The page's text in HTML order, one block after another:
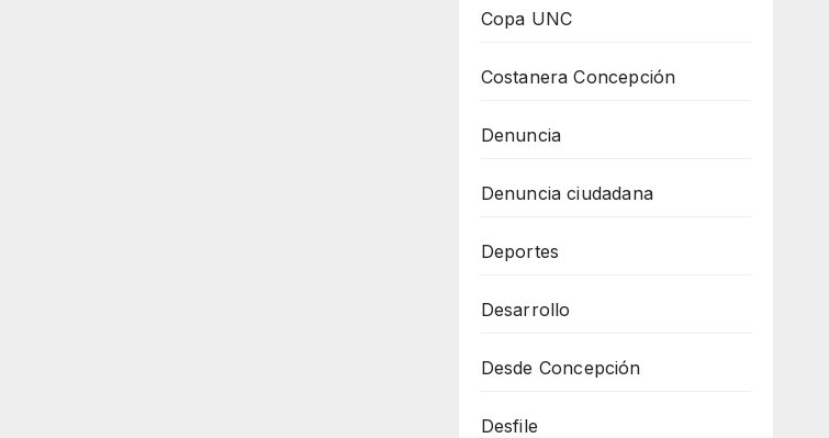
Copa UNC
Costanera Concepción
Denuncia
Denuncia ciudadana
Deportes
Desarrollo
Desde Concepción
Desfile